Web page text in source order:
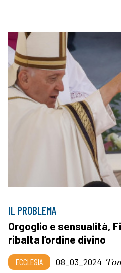
IL PROBLEMA
Orgoglio e sensualità,
ribalta l’ordine divino
ECCLESIA 08_03_2024